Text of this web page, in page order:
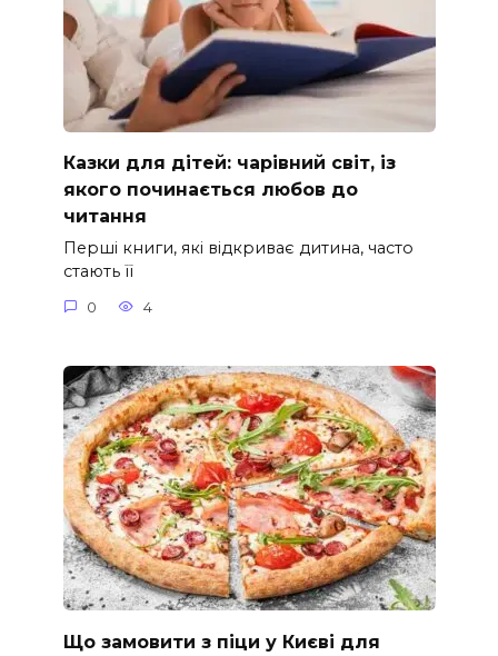
Казки для дітей: чарівний світ, із
якого починається любов до
читання
Перші книги, які відкриває дитина, часто
стають її
0 4
Що замовити з піци у Києві для